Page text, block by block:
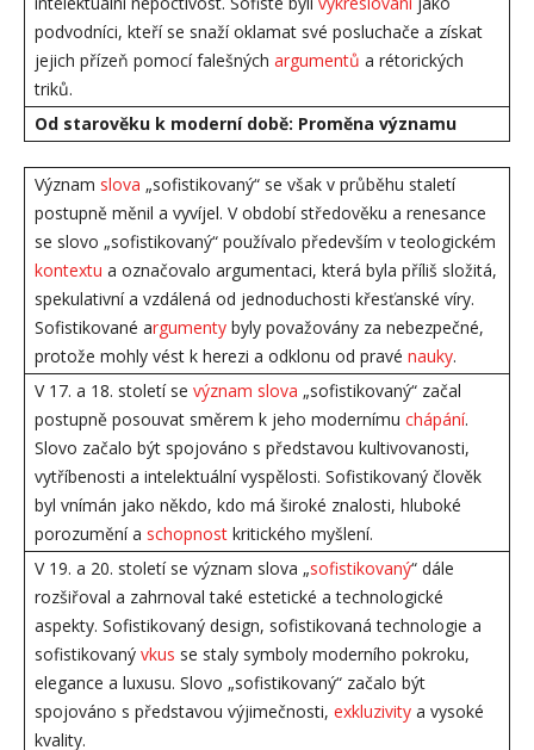
podvodníci, kteří se snaží oklamat své posluchače a získat
jejich přízeň pomocí falešných argumentů a rétorických
triků.
Od starověku k moderní době: Proměna významu
Význam slova „sofistikovaný“ se však v průběhu staletí
postupně měnil a vyvíjel. V období středověku a renesance
se slovo „sofistikovaný“ používalo především v teologickém
kontextu a označovalo argumentaci, která byla příliš složitá,
spekulativní a vzdálená od jednoduchosti křesťanské víry.
Sofistikované argumenty byly považovány za nebezpečné,
protože mohly vést k herezi a odklonu od pravé nauky.
V 17. a 18. století se význam slova „sofistikovaný“ začal
postupně posouvat směrem k jeho modernímu chápání.
Slovo začalo být spojováno s představou kultivovanosti,
vytříbenosti a intelektuální vyspělosti. Sofistikovaný člověk
byl vnímán jako někdo, kdo má široké znalosti, hluboké
porozumění a schopnost kritického myšlení.
V 19. a 20. století se význam slova „sofistikovaný“ dále
rozšiřoval a zahrnoval také estetické a technologické
aspekty. Sofistikovaný design, sofistikovaná technologie a
sofistikovaný vkus se staly symboly moderního pokroku,
elegance a luxusu. Slovo „sofistikovaný“ začalo být
spojováno s představou výjimečnosti, exkluzivity a vysoké
kvality.